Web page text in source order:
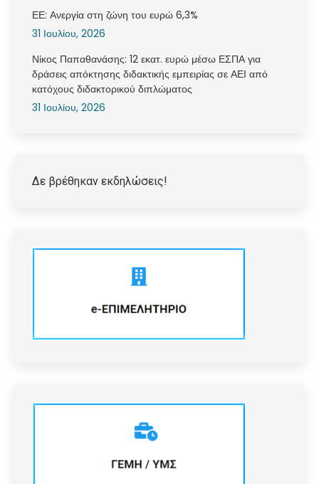
ΕΕ: Ανεργία στη ζώνη του ευρώ 6,3%
31 Ιουλίου, 2026
Νίκος Παπαθανάσης: 12 εκατ. ευρώ μέσω ΕΣΠΑ για
δράσεις απόκτησης διδακτικής εμπειρίας σε ΑΕΙ από
κατόχους διδακτορικού διπλώματος
31 Ιουλίου, 2026
Δε βρέθηκαν εκδηλώσεις!